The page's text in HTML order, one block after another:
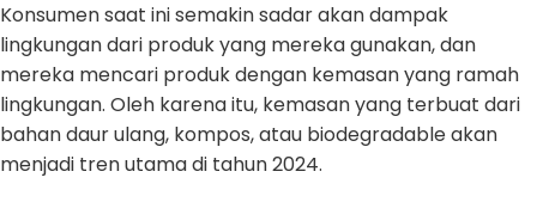
Konsumen saat ini semakin sadar akan dampak
lingkungan dari produk yang mereka gunakan, dan
mereka mencari produk dengan kemasan yang ramah
lingkungan. Oleh karena itu, kemasan yang terbuat dari
bahan daur ulang, kompos, atau biodegradable akan
menjadi tren utama di tahun 2024.